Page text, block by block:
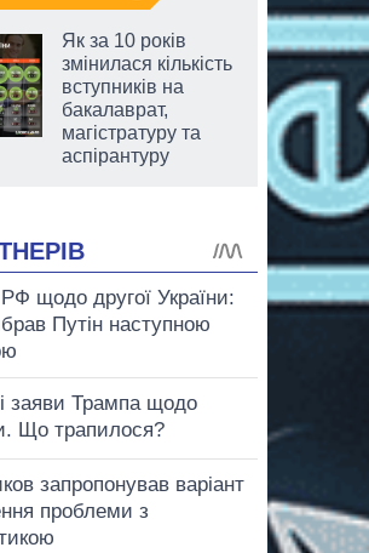
Як за 10 років
змінилася кількість
вступників на
бакалаврат,
магістратуру та
аспірантуру